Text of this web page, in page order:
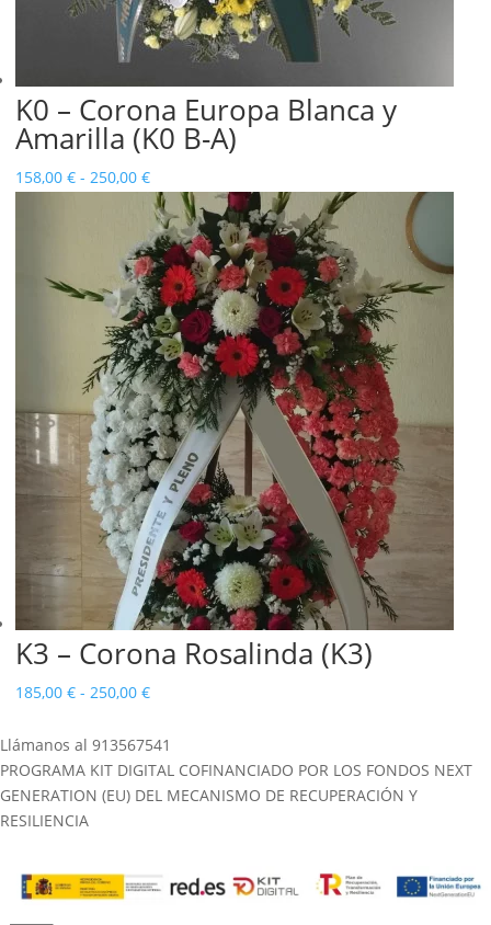
K0 – Corona Europa Blanca y
Amarilla (K0 B-A)
158,00 € - 250,00 €Rango
de
precios:
desde
158,00 €
hasta
250,00 €
K3 – Corona Rosalinda (K3)
185,00 € - 250,00 €Rango
precios:
desde
185,00 €
Llámanos al 913567541
PROGRAMA KIT DIGITAL COFINANCIADO POR LOS FONDOS NEXT
GENERATION (EU) DEL MECANISMO DE RECUPERACIÓN Y
RESILIENCIA